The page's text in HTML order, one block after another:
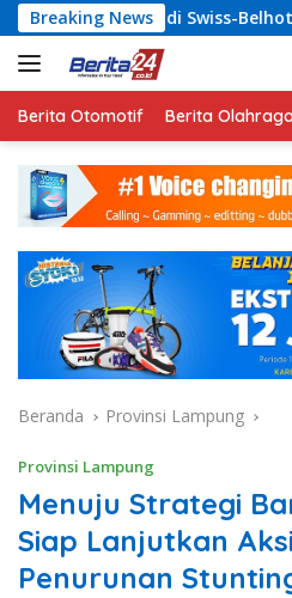
Langsung
ke
konten
Breaking News
Belhotel Lampung
Berita Otomotif Berita Olahraga
Beranda Provinsi Lampung
Provinsi Lampung
Menuju Strategi
Siap Lanjutkan
Penurunan